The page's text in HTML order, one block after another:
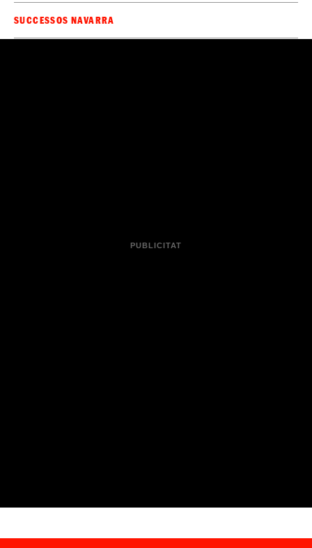
SUCCESSOS NAVARRA